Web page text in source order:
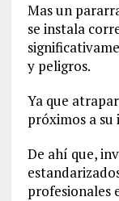
Mas un
se instala
y peligros.
Ya que
próximos a su
De ahí que,
profesionales